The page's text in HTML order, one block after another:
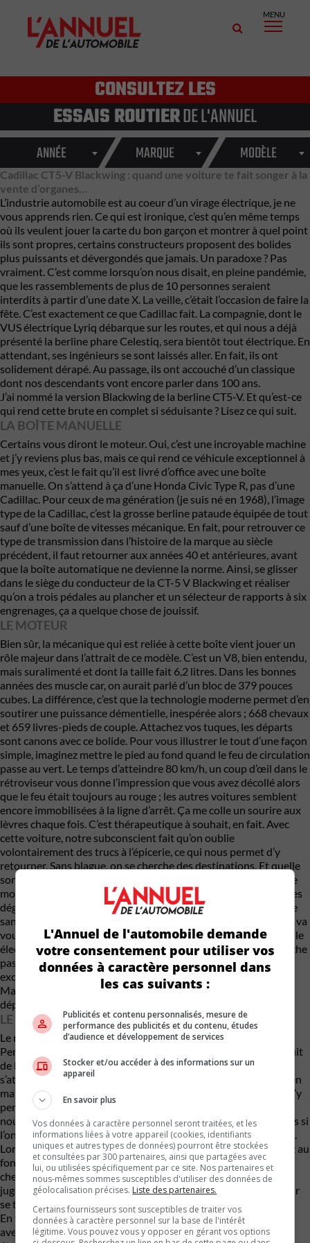
MENU
CONSULTEZ LES
ESSAIS ROUTIERDE L'ANNUEL
ANNÉE MARQUE MODÈLE
Cadillac CT5-V Blackwing : quand une voiture te fait songer à la
vente d’organes…
L’industrie automobile est au coeur d’un virage électrique, je ne
vous apprends rien. Ce qui est ironique, c’est qu’en même temps
où ils veulent jouer la carte du bon garçon et montrer à quel point
ils sont propres, certains constructeurs proposent des bolides
plus puissants et dévergondés que jamais. Un paradoxe ? Pas
vraiment. C’est comme lorsqu’on nous disait, en pleine pandémie,
que les rassemblements de plus de 10 personnes seraient
interdits à partir d’une date X. La veille, c’était l’occasion de faire la
fête. C’est exactement ce que Cadillac fait. La compagnie, dont le
VUS électrique Lyriq débarque sur les routes, et qui nous a déjà
présenté la berline phare Celestiq, sera bientôt tout électrique. En
attendant, ses ingénieurs se sont laissés aller. En fait, ils ont
solidement dérapé. Au passage, ils ont accouché d’un classique
dont nos descendants vont encore parler dans 100 ans.
J’ai nommé la version Blackwing de la berline CT5-V. Et qu’est-ce
qui rend cette brute en complet si séduisante ? Lisez ce qui suit.
LA BOÎTE MANUELLE
Certains vous diront le moteur. Oui, c’est une incroyable machine
et j’y reviens plus bas, mais ce qui rend ce véhicule exceptionnel à
mes yeux, c’est le fait qu’il est livré d’office avec une boîte
manuelle. On s’attend à ça d’une Honda Civic Type R, pas d’une
Cadillac. Pour ceux de ma génération (je suis né en 1968), l’image
type de la Cadillac, c’est la grosse berline pataude équipée de tout
sauf d’une boîte de vitesses mécanique. En fait, pour retrouver ce
type de transmission dans l’histoire de la marque au siècle
précédent, il faut retourner aux années 40 et antérieures, avant
que la boîte automatique ne devienne la norme. Ainsi, se glisser
dans le siège du conducteur de la CT-5 V Blackwing et réaliser
qu’on a trois pédales au plancher et un sélecteur de rapports à six
engrenages, ça a quelque chose de jouissif.
LE MOTEUR
Bien sûr, la mécanique qui est reliée à cette boîte vient jouer un
rôle majeur dans l’attrait de ce modèle. C’est un V8, bien entendu,
mais suralimenté et dont la taille fait 6,2 litres. Dans les bonnes
années des muscle car, on aurait parlé d’un bloc de 379 pouces
cubes. La différence, c’est que la technologie moderne permet d’en
soutirer une puissance démentielle, inespérée alors ; 668 chevaux
et 659 livres-pieds de couple. Attachez vos tuques, les départs
sont canons avec ce bolide. Pour vous illustrer le tout d’une façon
simple, imaginez mettre le pied au fond quand le feu de circulation
passe au vert. Le temps d’atteindre 80 km/h, un coup d’œil dans le
rétroviseur vous donne l’impression que vous avez décollé alors
que le feu était toujours au rouge ; les autres voitures semblent
encore immobilisées à la ligne d’arrêt. Ça me colle un sourire aux
lèvres chaque fois. C’est thérapeutique à souhait, en fait. Avec
cette voiture, notre subconscient fait qu’on oublie
volontairement des trucs à l’épicerie, ce qui nous permet d’y
retourner. Sans blague, on se cherche des destinations. Et quelle
sonorité ! Nos poils se dressent d’un trait sur nos bras à chaque
montée en régime. Ça n’agit malheureusement pas sur les crânes
dégarnis, je vous le confirme. N’empêche, on répète l’expérience
sans jamais en être las. Si vous aimez les moteurs, cette voiture va
vous faire capoter. Et ça ne vous empêche pas d’avoir un véhicule
électrique pour le quotidien. Une CT-5 V Blackwing, on ne touche
pas à ça tous les jours ; on réserve ça pour les sorties
exceptionnelles, qu’elles soient au chalet le week-end, dans le
Maine pour les vacances d’été, ou encore pour une virée au
dépanneur… de temps en temps.
LE RESTE
Le reste, est-ce que ça compte avec un tel bolide ? Oui et non.
Personnellement, je me balance de l’équipement avec un produit
de la sorte, mais il est évident que pour le prix, il est normal de
s’attendre à être bien servis. Et on l’est avec tout le nécessaire en
matière de commodités, de fonctionnalités et de sécurité. On n’y
pense pas trop au volant par contre, car c’est la conduite qui
nourrit l’esprit. Elle exige une concentration de tous les instants si
l’on décide de pousser la machine, cette bête peut vous mordre.
Lors d’une journée sous la pluie, oubliez l’idée de mettre les gaz au
fond, surtout avec des pneus le moindrement usés ; l’arrière ne
cherche qu’à chasser. Même sur le sec, on doit y aller avec un
jugement bien aiguisé. Une fois qu’on respecte l’animal, le plaisir
se trouve partout.
En terminant, j’ai eu l’occasion de constater un truc intéressant
avec cette voiture en conduite de nuit. Il est possible de tout
L'Annuel de l'automobile demande
votre consentement pour utiliser vos
données à caractère personnel dans
les cas suivants :
Publicités et contenu personnalisés, mesure de
performance des publicités et du contenu, études
d’audience et développement de services
Stocker et/ou accéder à des informations sur un
appareil
En savoir plus
Vos données à caractère personnel seront traitées, et les
informations liées à votre appareil (cookies, identifiants
uniques et autres types de données) pourront être stockées
et consultées par 300 partenaires, ainsi que partagées avec
lui, ou utilisées spécifiquement par ce site. Nos partenaires et
nous-mêmes sommes susceptibles d'utiliser des données de
géolocalisation précises. Liste des partenaires.
Certains fournisseurs sont susceptibles de traiter vos
données à caractère personnel sur la base de l'intérêt
légitime. Vous pouvez vous y opposer en gérant vos options